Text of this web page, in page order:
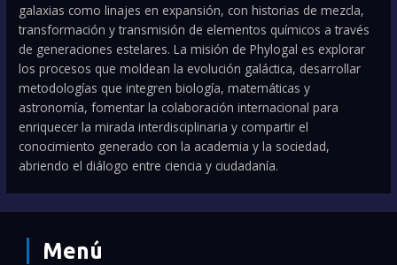
galaxias como linajes en expansión, con historias de mezcla,
transformación y transmisión de elementos químicos a través
de generaciones estelares. La misión de Phylogal es explorar
los procesos que moldean la evolución galáctica, desarrollar
metodologías que integren biología, matemáticas y
astronomía, fomentar la colaboración internacional para
enriquecer la mirada interdisciplinaria y compartir el
conocimiento generado con la academia y la sociedad,
abriendo el diálogo entre ciencia y ciudadanía.
Menú